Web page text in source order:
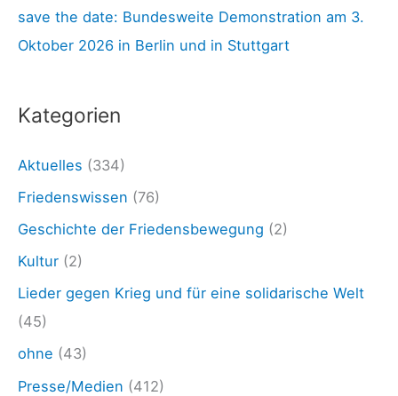
c
h
save the date: Bundesweite Demonstration am 3.
Oktober 2026 in Berlin und in Stuttgart
Kategorien
Aktuelles (334)
Friedenswissen (76)
Geschichte der Friedensbewegung (2)
Kultur (2)
Lieder gegen Krieg und für eine solidarische Welt
(45)
ohne (43)
Presse/Medien (412)